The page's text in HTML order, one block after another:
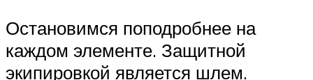
Остановимся поподробнее на
каждом элементе. Защитной
экипировкой является шлем.